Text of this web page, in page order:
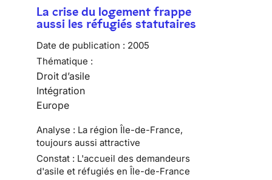
La crise du logement frappe
aussi les réfugiés statutaires
Date de publication : 2005
Thématique :
Droit d’asile
Intégration
Europe
Analyse : La région Île-de-France,
toujours aussi attractive
Constat : L'accueil des demandeurs
d'asile et réfugiés en Île-de-France